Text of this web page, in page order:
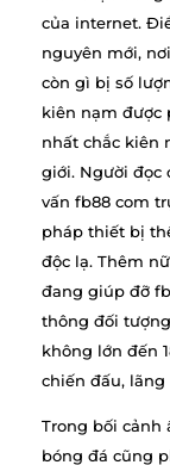
của internet.
nguyên mới,
còn gì bị số
kiên nạm được
nhất chắc kiên
giới. Người đọc
vấn fb88 com
pháp thiết bị
độc lạ. Thêm
đang giúp đỡ
thông đối
không lớn đến
chiến đấu,
Trong bối cảnh
bóng đá cũng